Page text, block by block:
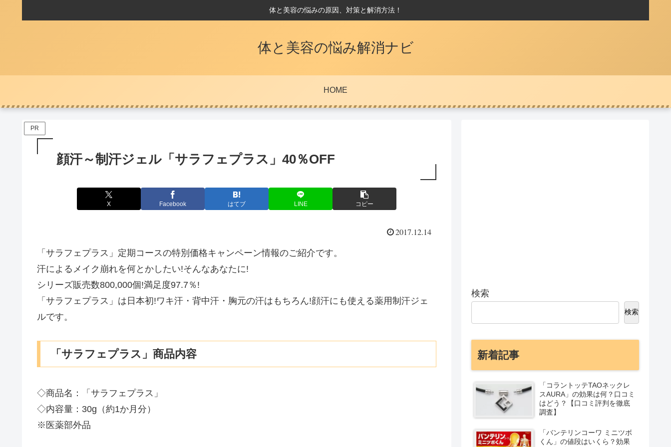
体と美容の悩みの原因、対策と解消方法！
体と美容の悩み解消ナビ
HOME
PR
顔汗～制汗ジェル「サラフェプラス」40％OFF
X Facebook はてブ LINE コピー
2017.12.14
「サラフェプラス」定期コースの特別価格キャンペーン情報のご紹介です。
汗によるメイク崩れを何とかしたい!そんなあなたに!
シリーズ販売数800,000個!満足度97.7％!
「サラフェプラス」は日本初!ワキ汗・背中汗・胸元の汗はもちろん!顔汗にも使える薬用制汗ジェ
ルです。
「サラフェプラス」商品内容
◇商品名：「サラフェプラス」
◇内容量：30g（約1か月分）
※医薬部外品
検索
検索
新着記事
「コラントッテTAOネックレ
スAURA」の効果は何？口コミ
はどう？【口コミ評判を徹底
調査】
「バンテリンコーワ ミニツボ
くん」の値段はいくら？効果